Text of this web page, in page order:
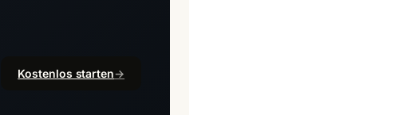
Kostenlos starten→